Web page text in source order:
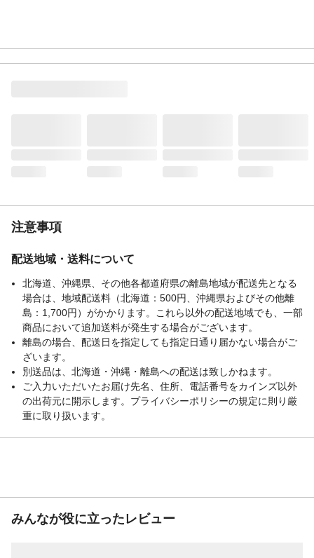
注意事項
配送地域・送料について
北海道、沖縄県、その他各都道府県の離島地域が配送先となる
場合は、地域配送料（北海道：500円、沖縄県およびその他離
島：1,700円）がかかります。これら以外の配送地域でも、一部
商品において追加送料が発生する場合がございます。
離島の場合、配送日を指定しても指定日通り届かない場合がご
ざいます。
別送品は、北海道・沖縄・離島への配送は致しかねます。
ご入力いただいたお届け先名、住所、電話番号をカインズ以外
の出荷元に開示します。プライバシーポリシーの規定に則り厳
重に取り扱います。
みんなが役に立ったレビュー